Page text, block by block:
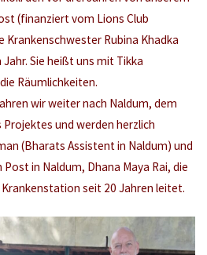
(finanziert vom Lions Club
Rubina Khadka
Sie heißt uns mit Tikka
Räumlichkeiten.
wir weiter nach Naldum, dem
und werden herzlich
(Bharats Assistent in Naldum) und
in Naldum, Dhana Maya Rai, die
seit 20 Jahren leitet.